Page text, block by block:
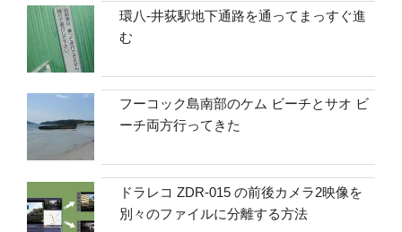
環八-井荻駅地下通路を通ってまっすぐ進
む
フーコック島南部のケム ビーチとサオ ビ
ーチ両方行ってきた
ドラレコ ZDR-015 の前後カメラ2映像を
別々のファイルに分離する方法